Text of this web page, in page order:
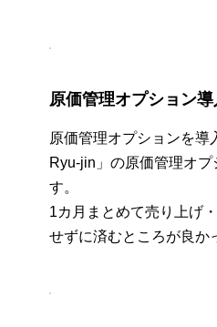
原価管理オプション
原価管理オプションを
Ryu-jin」の原価管理オ
す。
1カ月まとめて売り上げ
せずに済むところが良か